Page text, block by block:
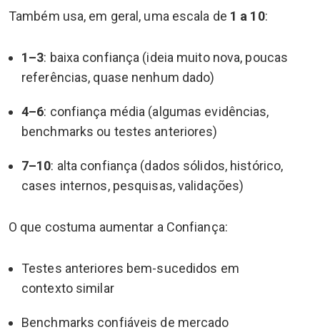
Também usa, em geral, uma escala de 1 a 10:
1–3: baixa confiança (ideia muito nova, poucas
referências, quase nenhum dado)
4–6: confiança média (algumas evidências,
benchmarks ou testes anteriores)
7–10: alta confiança (dados sólidos, histórico,
cases internos, pesquisas, validações)
O que costuma aumentar a Confiança:
Testes anteriores bem-sucedidos em
contexto similar
Benchmarks confiáveis de mercado